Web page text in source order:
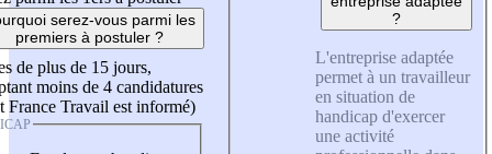
serez-vous parmi les
premiers à postuler ?
de plus de 15 jours,
moins de 4 candidatures
France Travail est informé)
?
L'entreprise adaptée
permet à un travailleur
en situation de
handicap d'exercer
une activité